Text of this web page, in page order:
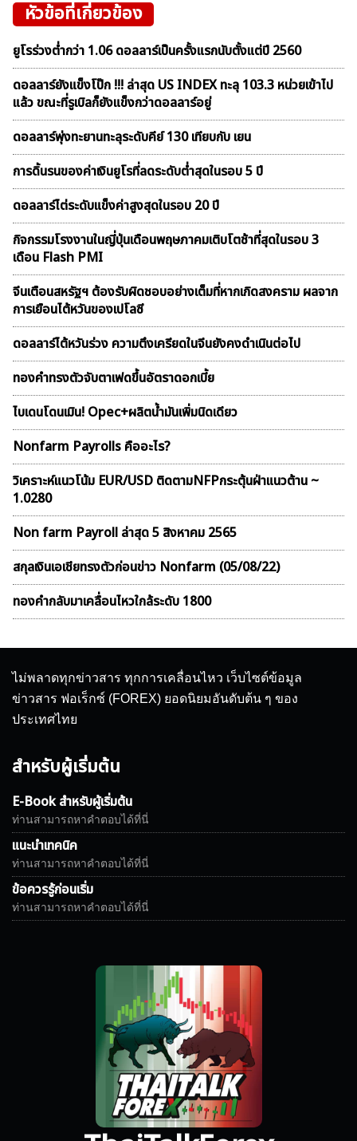
หัวข้อที่เกี่ยวข้อง
ยูโรร่วงต่ำกว่า 1.06 ดอลลาร์เป็นครั้งแรกนับตั้งแต่ปี 2560
ดอลลาร์ยังแข็งโป๊ก !!! ล่าสุด US INDEX ทะลุ 103.3 หน่วยเข้าไป
แล้ว ขณะที่รูเบิลก็ยังแข็งกว่าดอลลาร์อยู่
ดอลลาร์พุ่งทะยานทะลุระดับคีย์ 130 เทียบกับ เยน
การดิ้นรนของค่าเงินยูโรที่ลดระดับต่ำสุดในรอบ 5 ปี
ดอลลาร์ไต่ระดับแข็งค่าสูงสุดในรอบ 20 ปี
กิจกรรมโรงงานในญี่ปุ่นเดือนพฤษภาคมเติบโตช้าที่สุดในรอบ 3
เดือน Flash PMI
จีนเตือนสหรัฐฯ ต้องรับผิดชอบอย่างเต็มที่หากเกิดสงคราม ผลจาก
การเยือนไต้หวันของเปโลซี
ดอลลาร์ไต้หวันร่วง ความตึงเครียดในจีนยังคงดำเนินต่อไป
ทองคำทรงตัวจับตาเฟดขึ้นอัตราดอกเบี้ย
ไบเดนโดนเมิน! Opec+ผลิตน้ำมันเพิ่มนิดเดียว
Nonfarm Payrolls คืออะไร?
วิเคราะห์แนวโน้ม EUR/USD ติดตามNFPกระตุ้นฝ่าแนวต้าน ~
1.0280
Non farm Payroll ล่าสุด 5 สิงหาคม 2565
สกุลเงินเอเชียทรงตัวก่อนข่าว Nonfarm (05/08/22)
ทองคำกลับมาเคลื่อนไหวใกล้ระดับ 1800
ไม่พลาดทุกข่าวสาร ทุกการเคลื่อนไหว เว็บไซต์ข้อมูล
ข่าวสาร ฟอเร็กซ์ (FOREX) ยอดนิยมอันดับต้น ๆ ของ
ประเทศไทย
สำหรับผู้เริ่มต้น
E-Book สำหรับผู้เริ่มต้น
ท่านสามารถหาคำตอบได้ที่นี่
แนะนำเทคนิค
ท่านสามารถหาคำตอบได้ที่นี่
ข้อควรรู้ก่อนเริ่ม
ท่านสามารถหาคำตอบได้ที่นี่